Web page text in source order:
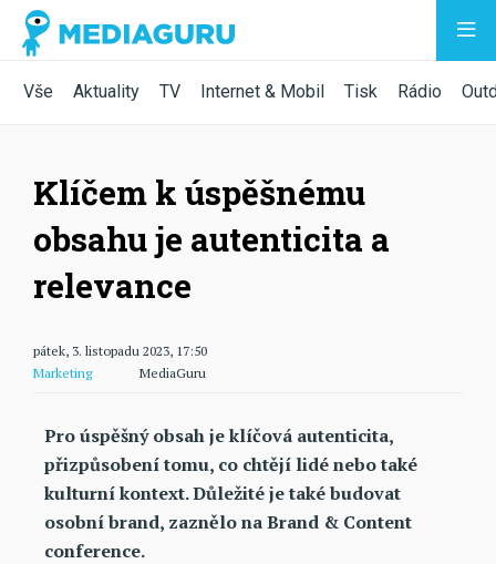
Vše Aktuality TV Internet & Mobil Tisk Rádio
Klíčem k úspěšnému
obsahu je autenticita a
relevance
pátek, 3. listopadu 2023, 17:50
Marketing
MediaGuru
Pro úspěšný obsah je klíčová autenticita,
přizpůsobení tomu, co chtějí lidé nebo také
kulturní kontext. Důležité je také budovat
osobní brand, zaznělo na Brand & Content
conference.